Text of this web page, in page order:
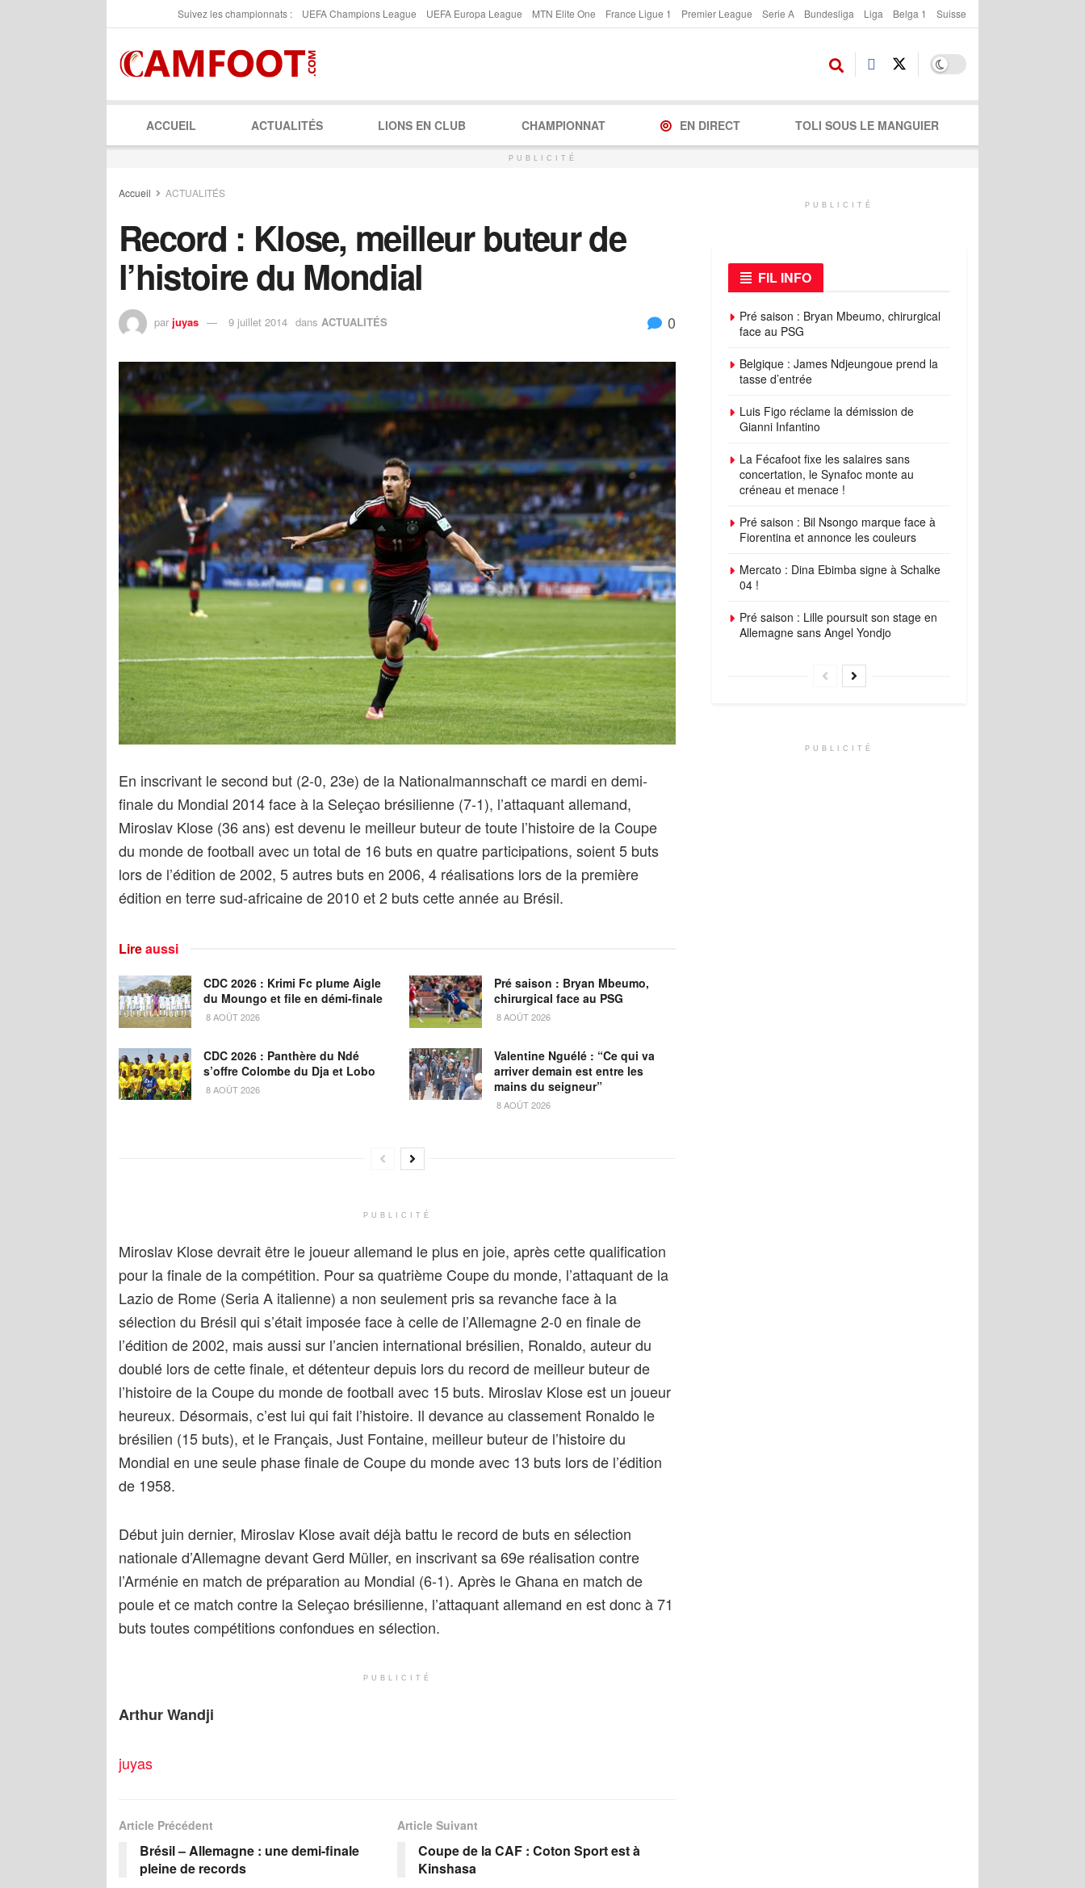
Suivez les championnats : UEFA Champions League UEFA Europa League MTN Elite One France Ligue 1 Premier League Serie A Bundesliga Liga Belga 1 Suisse
ACCUEIL ACTUALITÉS LIONS EN CLUB CHAMPIONNAT EN DIRECT TOLI SOUS LE MANGUIER
PUBLICITÉ
Accueil ACTUALITÉS
Record : Klose, meilleur buteur de
l’histoire du Mondial
par juyas 9 juillet 2014 dans ACTUALITÉS 0
En inscrivant le second but (2-0, 23e) de la Nationalmannschaft ce mardi en demi-
finale du Mondial 2014 face à la Seleçao brésilienne (7-1), l’attaquant allemand,
Miroslav Klose (36 ans) est devenu le meilleur buteur de toute l’histoire de la Coupe
du monde de football avec un total de 16 buts en quatre participations, soient 5 buts
lors de l’édition de 2002, 5 autres buts en 2006, 4 réalisations lors de la première
édition en terre sud-africaine de 2010 et 2 buts cette année au Brésil.
Lireaussi
CDC 2026 : Krimi Fc plume Aigle
du Moungo et file en démi-finale
8 AOÛT 2026
Pré saison : Bryan Mbeumo,
chirurgical face au PSG
8 AOÛT 2026
CDC 2026 : Panthère du Ndé
s’offre Colombe du Dja et Lobo
8 AOÛT 2026
Valentine Nguélé : “Ce qui va
arriver demain est entre les
mains du seigneur”
8 AOÛT 2026
PUBLICITÉ
Miroslav Klose devrait être le joueur allemand le plus en joie, après cette qualification
pour la finale de la compétition. Pour sa quatrième Coupe du monde, l’attaquant de la
Lazio de Rome (Seria A italienne) a non seulement pris sa revanche face à la
sélection du Brésil qui s’était imposée face à celle de l’Allemagne 2-0 en finale de
l’édition de 2002, mais aussi sur l’ancien international brésilien, Ronaldo, auteur du
doublé lors de cette finale, et détenteur depuis lors du record de meilleur buteur de
l’histoire de la Coupe du monde de football avec 15 buts. Miroslav Klose est un joueur
heureux. Désormais, c’est lui qui fait l’histoire. Il devance au classement Ronaldo le
brésilien (15 buts), et le Français, Just Fontaine, meilleur buteur de l’histoire du
Mondial en une seule phase finale de Coupe du monde avec 13 buts lors de l’édition
de 1958.
Début juin dernier, Miroslav Klose avait déjà battu le record de buts en sélection
nationale d’Allemagne devant Gerd Müller, en inscrivant sa 69e réalisation contre
l’Arménie en match de préparation au Mondial (6-1). Après le Ghana en match de
poule et ce match contre la Seleçao brésilienne, l’attaquant allemand en est donc à 71
buts toutes compétitions confondues en sélection.
PUBLICITÉ
Arthur Wandji
juyas
Article Précédent
Brésil – Allemagne : une demi-finale
pleine de records
Article Suivant
Coupe de la CAF : Coton Sport est à
Kinshasa
PUBLICITÉ
FIL INFO
Pré saison : Bryan Mbeumo, chirurgical
face au PSG
Belgique : James Ndjeungoue prend la
tasse d’entrée
Luis Figo réclame la démission de
Gianni Infantino
La Fécafoot fixe les salaires sans
concertation, le Synafoc monte au
créneau et menace !
Pré saison : Bil Nsongo marque face à
Fiorentina et annonce les couleurs
Mercato : Dina Ebimba signe à Schalke
04 !
Pré saison : Lille poursuit son stage en
Allemagne sans Angel Yondjo
PUBLICITÉ